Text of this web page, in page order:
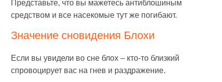
Представьте, что вы мажетесь антиблошиным
средством и все насекомые тут же погибают.
Значение сновидения Блохи
Если вы увидели во сне блох – кто-то близкий
спровоцирует вас на гнев и раздражение.